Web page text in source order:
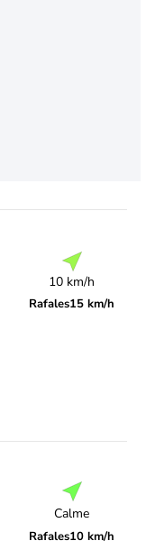
10 km/h
Rafales15 km/h
Calme
Rafales10 km/h